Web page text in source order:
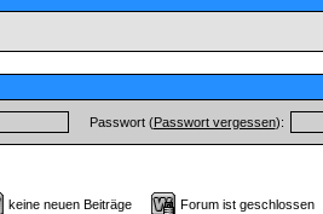
Passwort (Passwort vergessen):
keine neuen Beiträge Forum ist geschlossen